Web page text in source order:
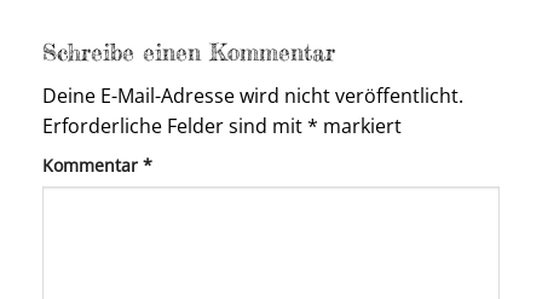
Schreibe einen Kommentar
Deine E-Mail-Adresse wird nicht veröffentlicht.
Erforderliche Felder sind mit* markiert
Kommentar *